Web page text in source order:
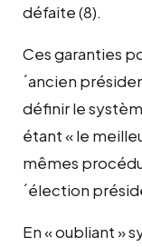
défaite (8).
Ces garanties
´ancien
définir le
étant « le
mêmes
´élection
En « oubliant »